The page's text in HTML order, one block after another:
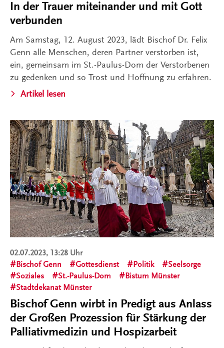
In der Trauer miteinander und mit Gott
verbunden
Am Samstag, 12. August 2023, lädt Bischof Dr. Felix
Genn alle Menschen, deren Partner verstorben ist,
ein, gemeinsam im St.-Paulus-Dom der Verstorbenen
zu gedenken und so Trost und Hoffnung zu erfahren.
Artikel lesen
02.07.2023, 13:28 Uhr
Bischof Genn
Gottesdienst Politik
Seelsorge
Soziales
St.-Paulus-Dom
Bistum Münster
Stadtdekanat Münster
Bischof Genn wirbt in Predigt aus Anlass
der Großen Prozession für Stärkung der
Palliativmedizin und Hospizarbeit